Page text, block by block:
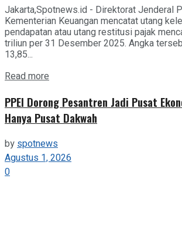
Jakarta,Spotnews.id - Direktorat Jenderal
Kementerian Keuangan mencatat utang
pendapatan atau utang restitusi pajak
triliun per 31 Desember 2025. Angka
13,85...
Read more
PPEI Dorong Pesantren Jadi Pusat
Hanya Pusat Dakwah
byspotnews
Agustus 1, 2026
0